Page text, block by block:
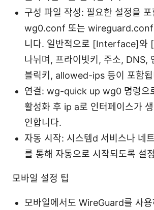
구성 파일 작성: 필요한 설정을 포
wg0.conf 또는 wireguard.conf
니다. 일반적으로 [Interface]와
나뉘며, 프라이빗키, 주소, DNS,
블릭키, allowed-ips 등이 포함됩
연결: wg-quick up wg0 명령으
활성화 후 ip a로 인터페이스가
인합니다.
자동 시작: 시스템d 서비스나 네
를 통해 자동으로 시작되도록 설
모바일 설정 팁
모바일에서도 WireGuard를 사용